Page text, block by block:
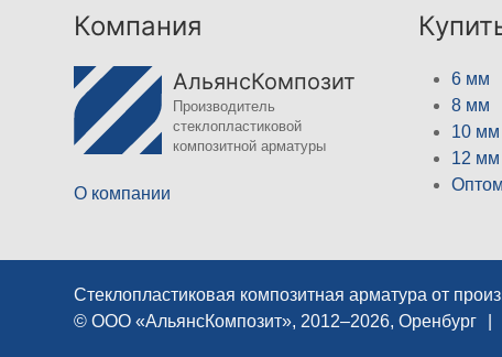
Компания
АльянсКомпозит
Производитель
стеклопластиковой
композитной арматуры
О компании
6 мм
8 мм
10 мм
12 мм
Оптом
Стеклопластиковая композитная арматура от
© ООО «АльянсКомпозит», 2012–2026, Оренбург